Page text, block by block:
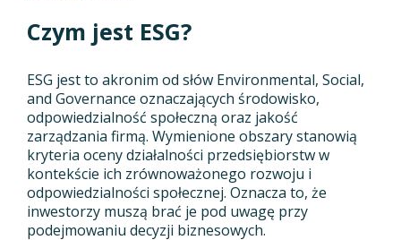
Czym jest ESG?
ESG jest to akronim od słów Environmental, Social,
and Governance oznaczających środowisko,
odpowiedzialność społeczną oraz jakość
zarządzania firmą. Wymienione obszary stanowią
kryteria oceny działalności przedsiębiorstw w
kontekście ich zrównoważonego rozwoju i
odpowiedzialności społecznej. Oznacza to, że
inwestorzy muszą brać je pod uwagę przy
podejmowaniu decyzji biznesowych.